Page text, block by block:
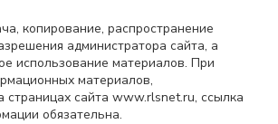
копирование, распространение
администратора сайта, а
использование материалов. При
материалов,
страницах сайта www.rlsnet.ru, ссылка
обязательна.